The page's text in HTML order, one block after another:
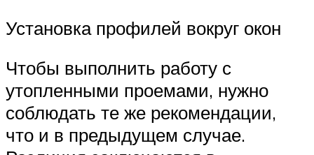
Установка профилей вокруг окон
Чтобы выполнить работу с
утопленными проемами, нужно
соблюдать те же рекомендации,
что и в предыдущем случае.